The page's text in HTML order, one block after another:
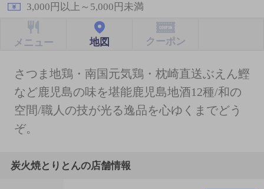
3,000円以上～5,000円未満
メニュー 地図 クーポン
さつま地鶏・南国元気鶏・枕崎直送ぶえん鰹
など鹿児島の味を堪能鹿児島地酒12種/和の
空間/職人の技が光る逸品を心ゆくまでどう
ぞ。
炭火焼とりとんの店舗情報